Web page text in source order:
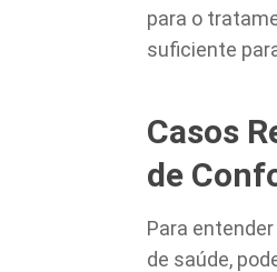
para o
suficiente
Casos
de
Para
de saúde,